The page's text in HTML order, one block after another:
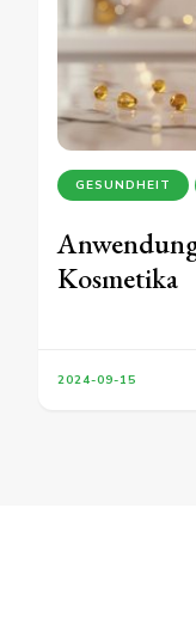
GESUNDHEIT
Kosmetika
2024-09-15